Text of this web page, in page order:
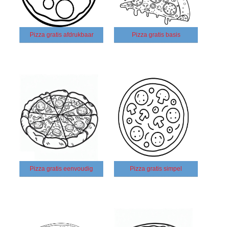
Pizza gratis afdrukbaar Pizza gratis basis
Pizza gratis eenvoudig Pizza gratis simpel